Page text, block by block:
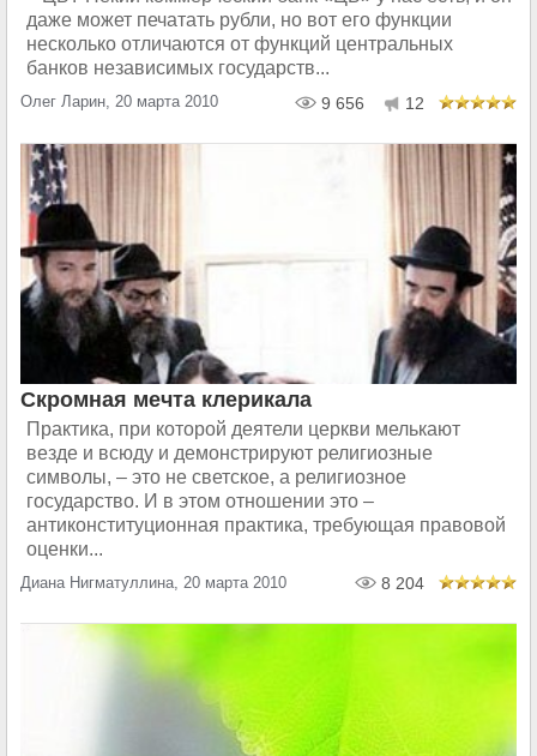
даже может печатать рубли, но вот его функции
несколько отличаются от функций центральных
банков независимых государств...
Олег Ларин, 20 марта 2010 9 656 12
Скромная мечта клерикала
Практика, при которой деятели церкви мелькают
везде и всюду и демонстрируют религиозные
символы, – это не светское, а религиозное
государство. И в этом отношении это –
антиконституционная практика, требующая правовой
оценки...
Диана Нигматуллина, 20 марта 2010 8 204